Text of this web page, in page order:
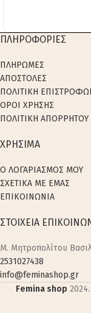
ΠΛΗΡΟΦΟΡΙΕΣ
ΠΛΗΡΩΜΕΣ
ΑΠΟΣΤΟΛΕΣ
ΠΟΛΙΤΙΚΗ
ΟΡΟΙ ΧΡΗΣΗΣ
ΠΟΛΙΤΙΚΗ ΑΠΟΡΡΗΤΟΥ
ΧΡΗΣΙΜΑ
Ο ΛΟΓΑΡΙΑΣΜΟΣ ΜΟΥ
ΣΧΕΤΙΚΑ ΜΕ ΕΜΑΣ
ΕΠΙΚΟΙΝΩΝΙΑ
ΣΤΟΙΧΕΙΑ
M. Μητροπολίτου
2531027438
info@feminashop.gr
Femina shop